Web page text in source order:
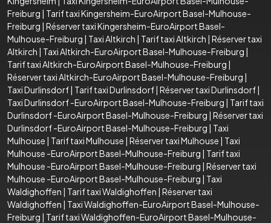
Freiburg | Tarif taxi Kingersheim-EuroAirport Basel-Mulhouse-
Freiburg | Réserver taxi Kingersheim-EuroAirport Basel-
Mulhouse-Freiburg | Taxi Altkirch | Tarif taxi Altkirch | Réserver taxi
Altkirch | Taxi Altkirch-EuroAirport Basel-Mulhouse-Freiburg |
Tarif taxi Altkirch-EuroAirport Basel-Mulhouse-Freiburg |
Réserver taxi Altkirch-EuroAirport Basel-Mulhouse-Freiburg |
Taxi Durlinsdorf| Tarif taxi Durlinsdorf| Réserver taxi Durlinsdorf|
Taxi Durlinsdorf -EuroAirport Basel-Mulhouse-Freiburg | Tarif taxi
Durlinsdorf -EuroAirport Basel-Mulhouse-Freiburg | Réserver taxi
Durlinsdorf -EuroAirport Basel-Mulhouse-Freiburg | Taxi
Mulhouse | Tarif taxi Mulhouse | Réserver taxi Mulhouse | Taxi
Mulhouse -EuroAirport Basel-Mulhouse-Freiburg | Tarif taxi
Mulhouse -EuroAirport Basel-Mulhouse-Freiburg | Réserver taxi
Mulhouse -EuroAirport Basel-Mulhouse-Freiburg | Taxi
Waldighoffen | Tarif taxi Waldighoffen | Réserver taxi
Waldighoffen | Taxi Waldighoffen-EuroAirport Basel-Mulhouse-
Freiburg | Tarif taxi Waldighoffen-EuroAirport Basel-Mulhouse-